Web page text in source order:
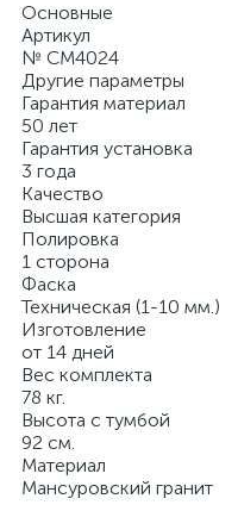
Основные
Артикул
№ CM4024
Другие параметры
Гарантия материал
50 лет
Гарантия установка
3 года
Качество
Высшая категория
Полировка
1 сторона
Фаска
Техническая (1-10 мм.)
Изготовление
от 14 дней
Вес комплекта
78 кг.
Высота с тумбой
92 см.
Материал
Мансуровский гранит